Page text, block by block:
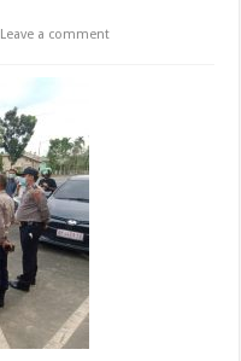
Leave a comment